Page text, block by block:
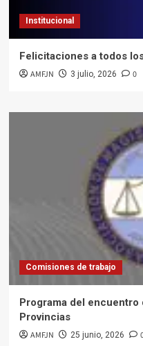
Institucional
Felicitaciones a todos
AMFJN 3 julio, 2026 0
Comisiones de trabajo
Programa del encuentro
Provincias
AMFJN 25 junio, 2026